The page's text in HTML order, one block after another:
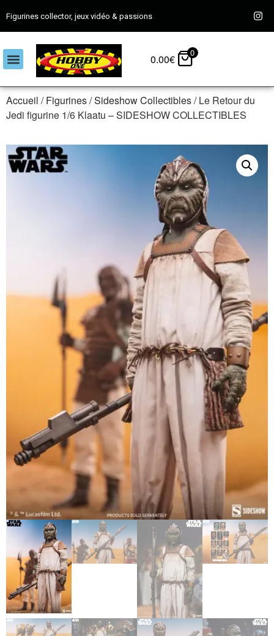
Figurines collector, jeux vidéo & passions
0.00€ 0
Accueil /Figurines/Sideshow Collectibles/ Le Retour du
Jedi figurine 1/6 Klaatu – SIDESHOW COLLECTIBLES